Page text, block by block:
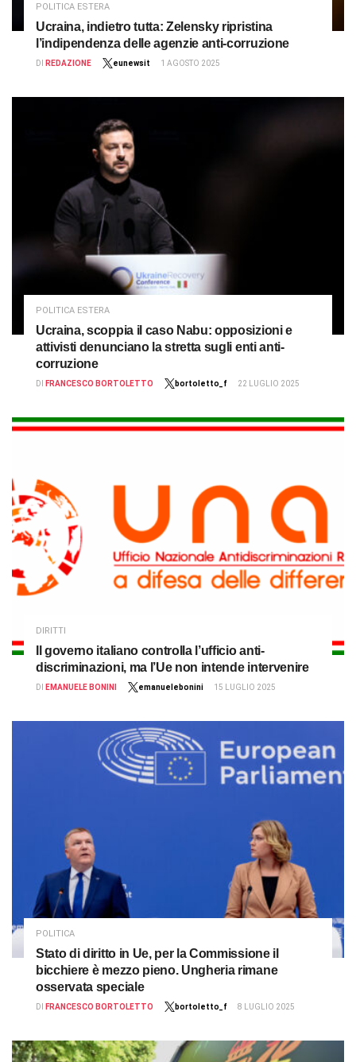
POLITICA ESTERA
Ucraina, indietro tutta: Zelensky ripristina
l’indipendenza delle agenzie anti-corruzione
DI REDAZIONE eunewsit 1 AGOSTO 2025
POLITICA ESTERA
Ucraina, scoppia il caso Nabu: opposizioni e
attivisti denunciano la stretta sugli enti anti-
corruzione
DI FRANCESCO BORTOLETTO bortoletto_f 22 LUGLIO 2025
DIRITTI
Il governo italiano controlla l’ufficio anti-
discriminazioni, ma l’Ue non intende intervenire
DI EMANUELE BONINI emanuelebonini 15 LUGLIO 2025
POLITICA
Stato di diritto in Ue, per la Commissione il
bicchiere è mezzo pieno. Ungheria rimane
osservata speciale
DI FRANCESCO BORTOLETTO bortoletto_f 8 LUGLIO 2025